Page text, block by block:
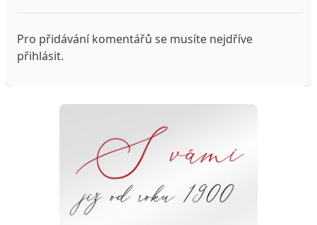
Pro přidávání komentářů se musíte nejdříve
přihlásit.